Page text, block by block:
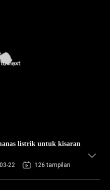
listrik untuk kisaran
22 126 tampilan